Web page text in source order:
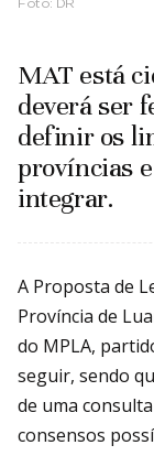
Foto: DR
MAT está
deverá ser
definir os
províncias
integrar.
A Proposta de
Província de
do MPLA,
seguir, sendo
de uma
consensos